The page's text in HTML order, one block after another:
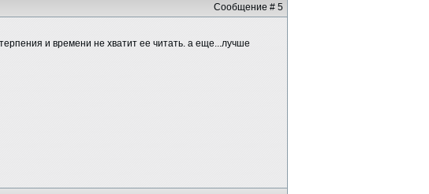
Сообщение # 5
и времени не хватит ее читать. а еще...лучше